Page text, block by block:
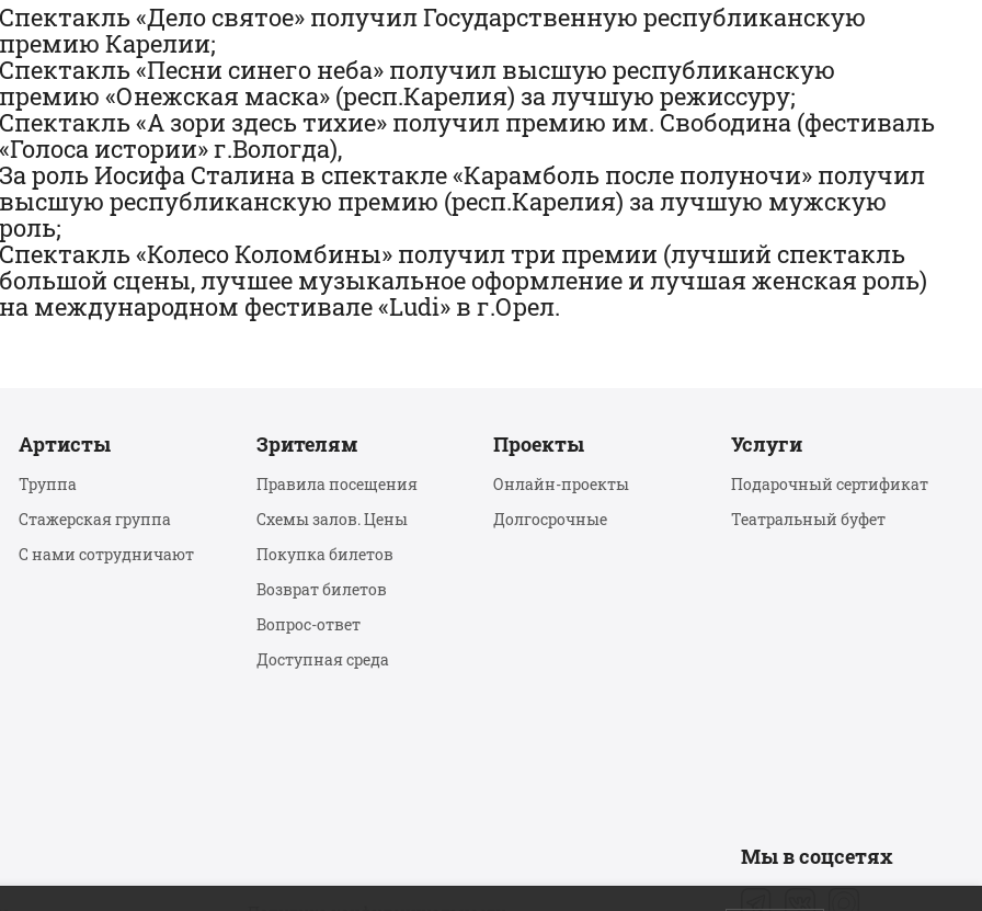
«Дело святое» получил Государственную республиканскую
Карелии;
«Песни синего неба» получил высшую республиканскую
«Онежская маска» (респ.Карелия) за лучшую режиссуру;
«А зори здесь тихие» получил премию им. Свободина (фестиваль
истории» г.Вологда),
роль Иосифа Сталина в спектакле «Карамболь после полуночи» получил
республиканскую премию (респ.Карелия) за лучшую мужскую
«Колесо Коломбины» получил три премии (лучший спектакль
сцены, лучшее музыкальное оформление и лучшая женская роль)
международном фестивале «Ludi» в г.Орел.
Артисты
Труппа
Стажерская группа
С нами сотрудничают
Зрителям
Правила посещения
Схемы залов. Цены
Покупка билетов
Возврат билетов
Вопрос-ответ
Доступная среда
Проекты
Онлайн-проекты
Долгосрочные
Услуги
Подарочный сертификат
Театральный буфет
Мы в соцсетях